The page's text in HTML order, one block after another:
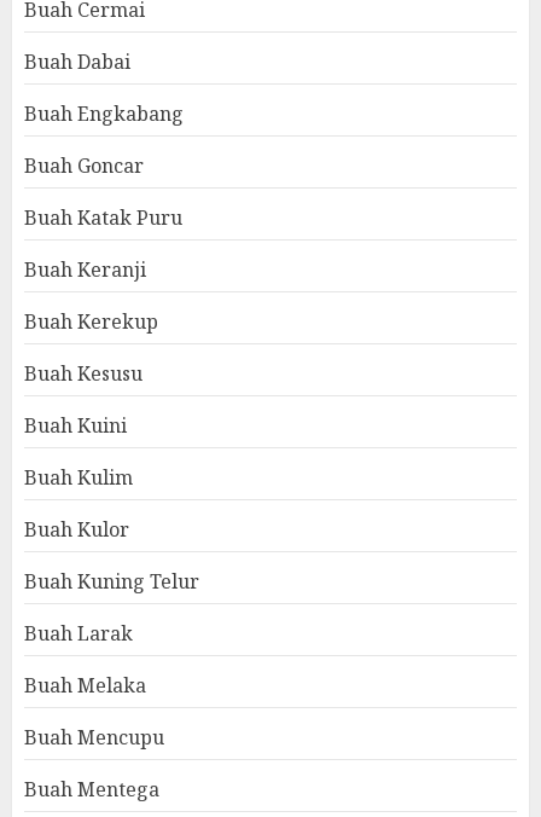
Buah Cermai
Buah Dabai
Buah Engkabang
Buah Goncar
Buah Katak Puru
Buah Keranji
Buah Kerekup
Buah Kesusu
Buah Kuini
Buah Kulim
Buah Kulor
Buah Kuning Telur
Buah Larak
Buah Melaka
Buah Mencupu
Buah Mentega